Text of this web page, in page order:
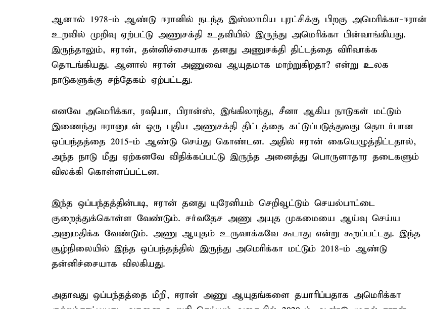
ஆனால் 1978-ம் ஆண்டு ஈரானில் நடந்த இஸ்லாமிய புரட்சிக்கு பிறகு அமெரிக்கா-ஈரான்
உறவில் முறிவு ஏற்பட்டு அணுசக்தி உதவியில் இருந்து அமெரிக்கா பின்வாங்கியது.
இருந்தாலும், ஈரான், தன்னிச்சையாக தனது அணுசக்தி திட்டத்தை விரிவாக்க
தொடங்கியது. ஆனால் ஈரான் அணுவை ஆயுதமாக மாற்றுகிறதா? என்று உலக
நாடுகளுக்கு சந்தேகம் ஏற்பட்டது.
எனவே அமெரிக்கா, ரஷியா, பிரான்ஸ், இங்கிலாந்து, சீனா ஆகிய நாடுகள் மட்டும்
இணைந்து ஈரானுடன் ஒரு புதிய அணுசக்தி திட்டத்தை கட்டுப்படுத்துவது தொடர்பான
ஒப்பந்தத்தை 2015-ம் ஆண்டு செய்து கொண்டன. அதில் ஈரான் கையெழுத்திட்டதால்,
அந்த நாடு மீது ஏற்கனவே விதிக்கப்பட்டு இருந்த அனைத்து பொருளாதார தடைகளும்
விலக்கி கொள்ளப்பட்டன.
இந்த ஒப்பந்தத்தின்படி, ஈரான் தனது யுரேனியம் செறிவூட்டும் செயல்பாட்டை
குறைத்துக்கொள்ள வேண்டும். சர்வதேச அணு அயுத முகமையை ஆய்வு செய்ய
அனுமதிக்க வேண்டும். அணு ஆயுதம் உருவாக்கவே கூடாது என்று கூறப்பட்டது. இந்த
சூழ்நிலையில் இந்த ஒப்பந்தத்தில் இருந்து அமெரிக்கா மட்டும் 2018-ம் ஆண்டு
தன்னிச்சையாக விலகியது.
அதாவது ஒப்பந்தத்தை மீறி, ஈரான் அணு ஆயுதங்களை தயாரிப்பதாக அமெரிக்கா